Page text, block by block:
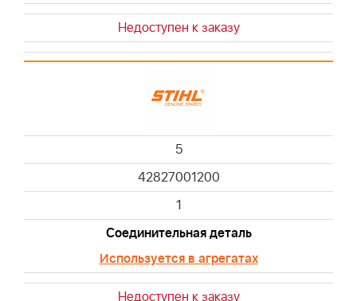
Недоступен к заказу
5
42827001200
1
Соединительная деталь
Используется в агрегатах
Недоступен к заказу